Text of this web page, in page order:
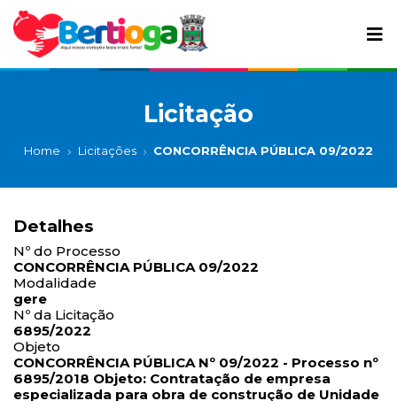
Licitação
Home Licitações CONCORRÊNCIA PÚBLICA 09/2022
Detalhes
Nº do Processo
CONCORRÊNCIA PÚBLICA 09/2022
Modalidade
gere
Nº da Licitação
6895/2022
Objeto
CONCORRÊNCIA PÚBLICA Nº 09/2022 - Processo nº
6895/2018 Objeto: Contratação de empresa
especializada para obra de construção de Unidade